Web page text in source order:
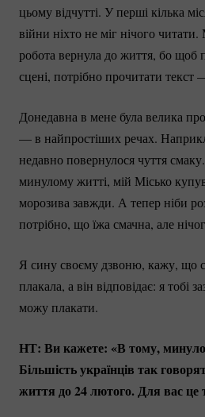
цьому відчутті. У перші кілька
війни ніхто не міг нічого
робота вернула до життя, бо щоб
сцені, потрібно прочитати
Донедавна в мене була велика
— в найпростіших речах.
недавно повернулося чуття
минулому житті, мій Місько
морозива завжди. А тепер ніби
потрібно, що їжа смачна, але
Я сину своєму дзвоню, кажу, що
плакала, а він відповідає: я тобі
можу плакати.
НТ: Ви кажете: «В тому,
Більшість українців так
життя до 24 лютого. Для вас це